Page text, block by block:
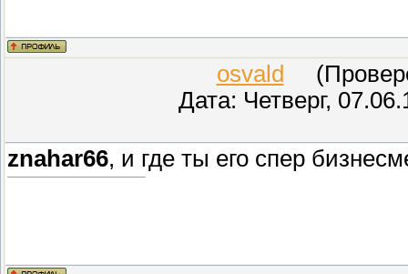
osvald
Дата: Четверг,
znahar66, и где ты его спер